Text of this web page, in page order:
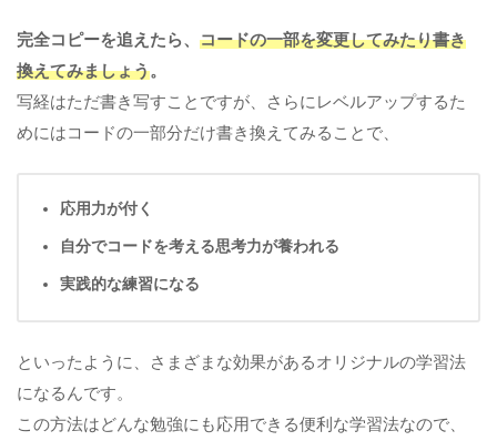
完全コピーを追えたら、 コードの一部を変更してみたり書き
換えてみましょう。
写経はただ書き写すことですが、さらにレベルアップするた
めにはコードの一部分だけ書き換えてみることで、
応用力が付く
自分でコードを考える思考力が養われる
実践的な練習になる
といったように、さまざまな効果があるオリジナルの学習法
になるんです。
この方法はどんな勉強にも応用できる便利な学習法なので、